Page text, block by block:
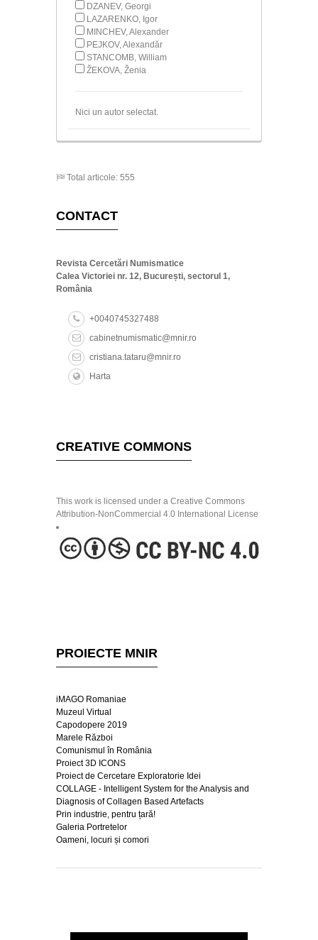
DZANEV, Georgi
LAZARENKO, Igor
MINCHEV, Alexander
PEJKOV, Alexandăr
STANCOMB, William
ŽEKOVA, Ženia
Nici un autor selectat.
Total articole: 555
CONTACT
Revista Cercetări Numismatice
Calea Victoriei nr. 12, București, sectorul 1,
România
+0040745327488
cabinetnumismatic@mnir.ro
cristiana.tataru@mnir.ro
Harta
CREATIVE COMMONS
This work is licensed under a Creative Commons
Attribution-NonCommercial 4.0 International License
PROIECTE MNIR
iMAGO Romaniae
Muzeul Virtual
Capodopere 2019
Marele Război
Comunismul în România
Proiect 3D ICONS
Proiect de Cercetare Exploratorie Idei
COLLAGE - Intelligent System for the Analysis and
Diagnosis of Collagen Based Artefacts
Prin industrie, pentru țară!
Galeria Portretelor
Oameni, locuri și comori